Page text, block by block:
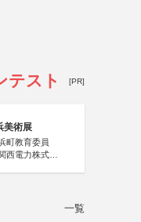
テスト [PR]
美術展
町教育委員
西電力株式会
一覧